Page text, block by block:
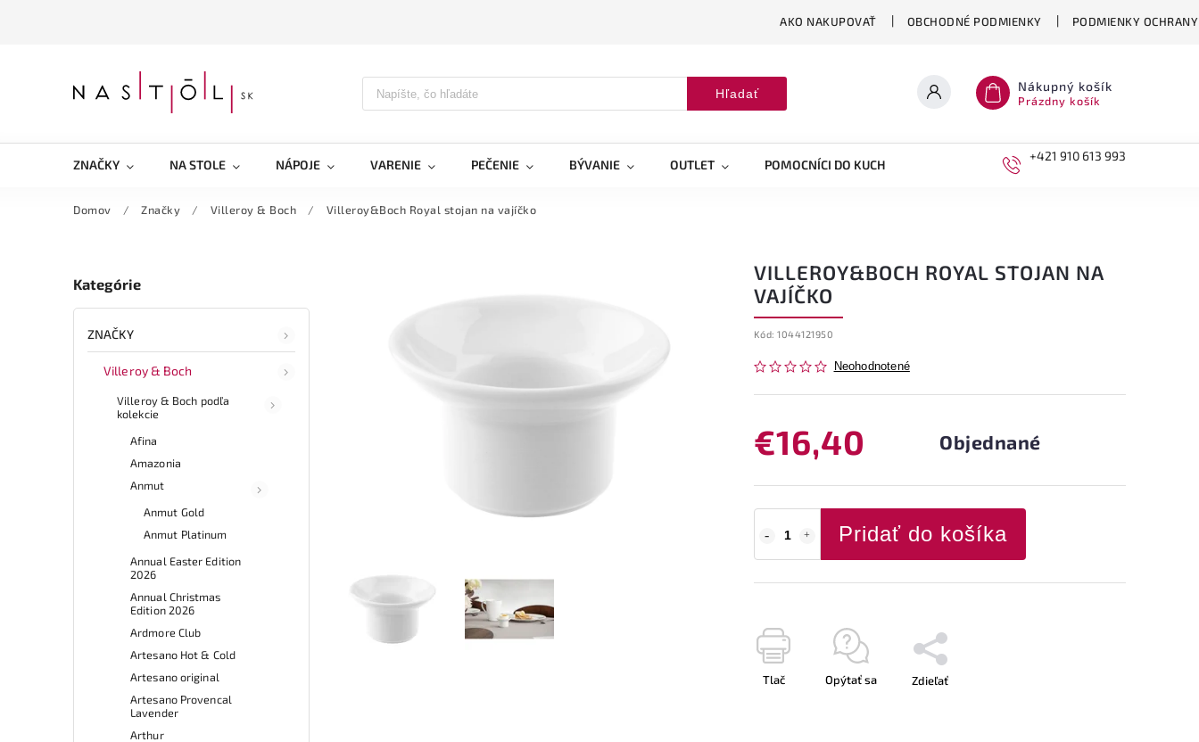
AKO NAKUPOVAŤ OBCHODNÉ PODMIENKY PODMIENKY
Hľadať Nákupný košík
Prázdny košík
ZNAČKY NA STOLE NÁPOJE VARENIE PEČENIE BÝVANIE OUTLET POMOCNÍCI DO KUCHYNE
+421 910 613 993
Domov / Značky / Villeroy & Boch / Villeroy&Boch Royal stojan na vajíčko
Kategórie
ZNAČKY
Villeroy & Boch
Villeroy & Boch podľa
kolekcie
Afina
Amazonia
Anmut
Anmut Gold
Anmut Platinum
Annual Easter Edition
2026
Annual Christmas
Edition 2026
Ardmore Club
Artesano Hot & Cold
Artesano original
Artesano Provencal
Lavender
Arthur
VILLEROY&BOCH ROYAL STOJAN NA
VAJÍČKO
Kód: 1044121950
Neohodnotené
€16,40 Objednané
Pridať do košíka
Tlač Opýtať sa Zdieľať